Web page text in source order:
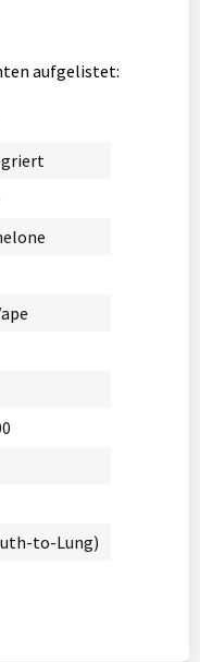
aufgelistet:
to-Lung)